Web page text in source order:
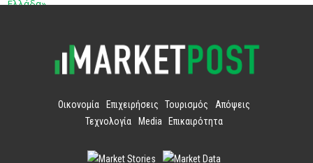
Οικονομία Επιχειρήσεις Τουρισμός
Απόψεις
Τεχνολογία
Media Επικαιρότητα